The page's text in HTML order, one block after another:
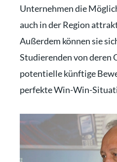
Unternehmen die
auch in der Region
Außerdem können sie
Studierenden von deren
potentielle künftige
perfekte Win-Win-